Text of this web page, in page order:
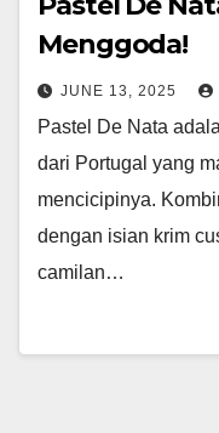
Menggoda!
JUNE 13, 2025
Pastel De Nata
dari Portugal yang
mencicipinya.
dengan isian krim
camilan…